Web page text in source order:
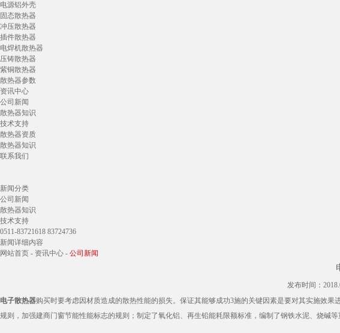
电源铝外壳
固态散热器
冲压散热器
插件散热器
电焊机散热器
压铸散热器
紫铜散热器
散热器参数
资讯中心
公司新闻
散热器知识
技术支持
散热器资质
散热器知识
联系我们
新闻分类
公司新闻
散热器知识
技术支持
0511-83721618 83724736
新闻详细内容
网站首页 - 资讯中心 - 公司新闻
发布时间：
电子散热器购买时要考虑因材质造成的散热性能的损失。保证其能够成功3施的关键因素是要对其实施效
规则，加强建商门窗节能性能标志的规则；制定了氧化铝、再生铅能耗限额标准，编制了钢铁水泥、烧碱